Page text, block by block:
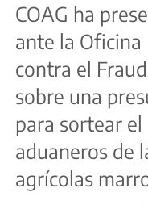
COAG ha
ante la Oficina
contra el
sobre una
para sortear
aduaneros de
agrícolas